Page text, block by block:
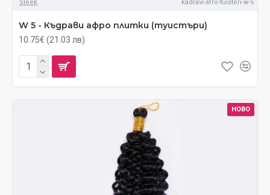
Sleek kadravi-afro-tuisteri-w-5
W 5 - Къдрави афро плитки (туистъри)
10.75€ (21.03 лв)
НОВО